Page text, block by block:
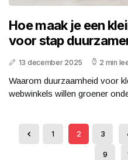
Hoe maak je een
voor stap
13 december 2025 2 min
Waarom duurzaamheid voor
webwinkels willen groener
1 2 3
9